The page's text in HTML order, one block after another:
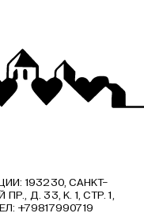
193230, САНКТ-
Д. 33, К. 1, СТР. 1,
+79817990719